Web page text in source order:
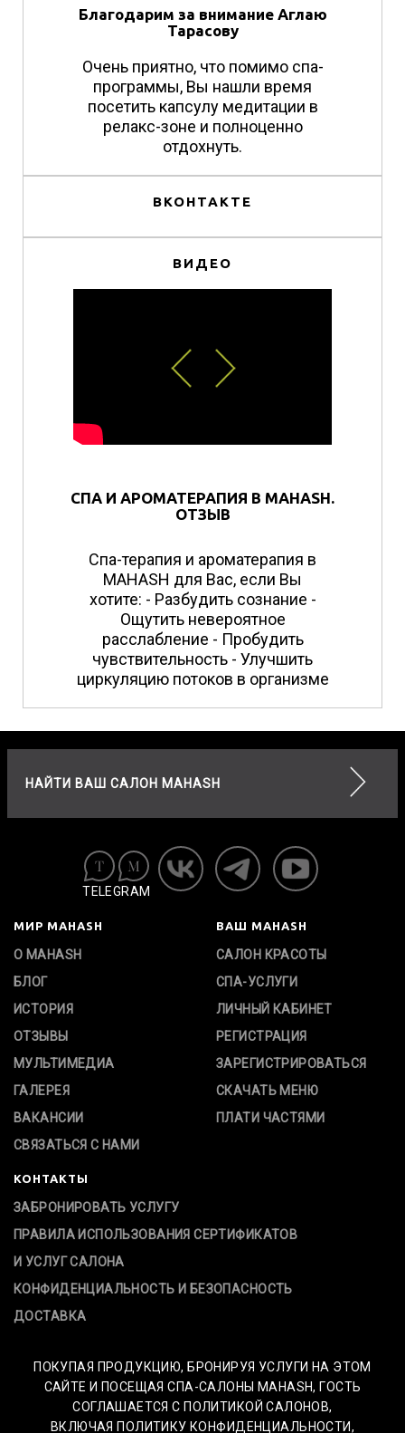
Благодарим за внимание Аглаю
Тарасову
Очень приятно, что помимо спа-
программы, Вы нашли время
посетить капсулу медитации в
релакс-зоне и полноценно
отдохнуть.
ВКОНТАКТЕ
ВИДЕО
СПА И АРОМАТЕРАПИЯ В MAHASH.
ОТЗЫВ
Спа-терапия и ароматерапия в
MAHASH для Вас, если Вы
хотите: - Разбудить сознание -
Ощутить невероятное
расслабление - Пробудить
чувствительность - Улучшить
циркуляцию потоков в организме
НАЙТИ ВАШ САЛОН MAHASH
TELEGRAM
МИР MAHASH
О MAHASH
БЛОГ
ИСТОРИЯ
ОТЗЫВЫ
МУЛЬТИМЕДИА
ГАЛЕРЕЯ
ВАКАНСИИ
СВЯЗАТЬСЯ С НАМИ
ВАШ MAHASH
САЛОН КРАСОТЫ
СПА-УСЛУГИ
ЛИЧНЫЙ КАБИНЕТ
РЕГИСТРАЦИЯ
ЗАРЕГИСТРИРОВАТЬСЯ
СКАЧАТЬ МЕНЮ
ПЛАТИ ЧАСТЯМИ
КОНТАКТЫ
ЗАБРОНИРОВАТЬ УСЛУГУ
ПРАВИЛА ИСПОЛЬЗОВАНИЯ СЕРТИФИКАТОВ
И УСЛУГ САЛОНА
КОНФИДЕНЦИАЛЬНОСТЬ И БЕЗОПАСНОСТЬ
ДОСТАВКА
ПОКУПАЯ ПРОДУКЦИЮ, БРОНИРУЯ УСЛУГИ НА ЭТОМ
САЙТЕ И ПОСЕЩАЯ СПА-САЛОНЫ MAHASH, ГОСТЬ
СОГЛАШАЕТСЯ С ПОЛИТИКОЙ САЛОНОВ,
ВКЛЮЧАЯ ПОЛИТИКУ КОНФИДЕНЦИАЛЬНОСТИ,